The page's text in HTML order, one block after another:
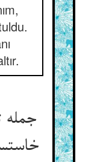
جمله